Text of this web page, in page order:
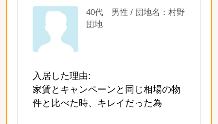
40代 男性 / 団地名：村野
団地
入居した理由:
家賃とキャンペーンと同じ相場の物
件と比べた時、キレイだった為